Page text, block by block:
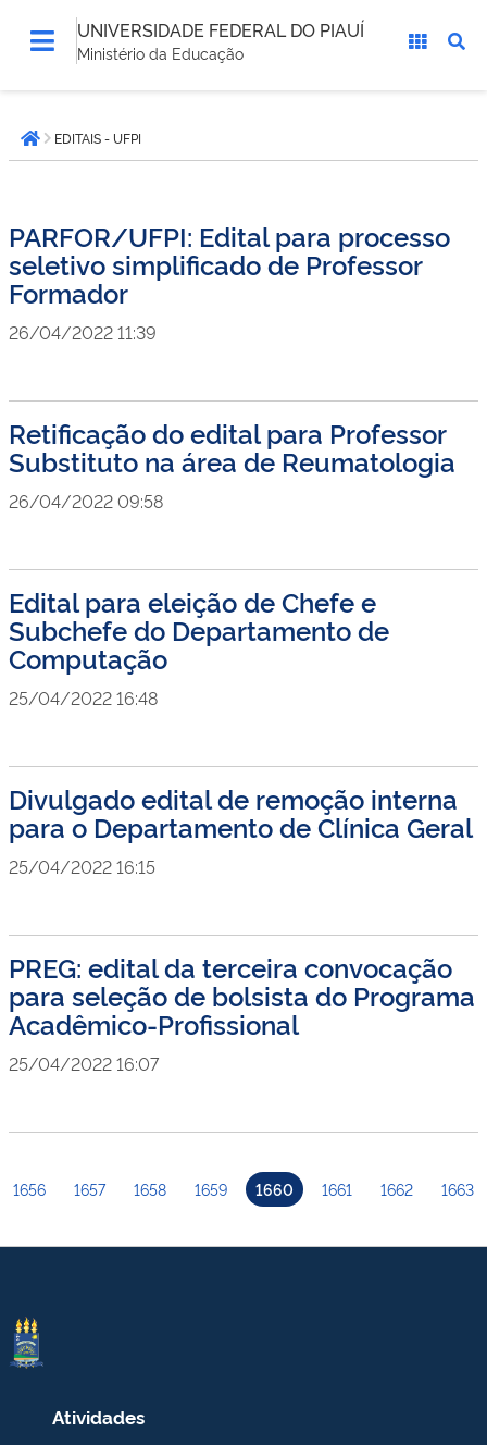
UNIVERSIDADE FEDERAL DO PIAUÍ
Ministério da Educação
está
aqui:Página inicial
EDITAIS - UFPI
PARFOR/UFPI: Edital para processo
seletivo simplificado de Professor
Formador
26/04/2022 11:39
Retificação do edital para Professor
Substituto na área de Reumatologia
26/04/2022 09:58
Edital para eleição de Chefe e
Subchefe do Departamento de
Computação
25/04/2022 16:48
Divulgado edital de remoção interna
para o Departamento de Clínica Geral
25/04/2022 16:15
PREG: edital da terceira convocação
para seleção de bolsista do Programa
Acadêmico-Profissional
25/04/2022 16:07
1656 1657 1658 1659 1660 1661 1662 1663
Atividades